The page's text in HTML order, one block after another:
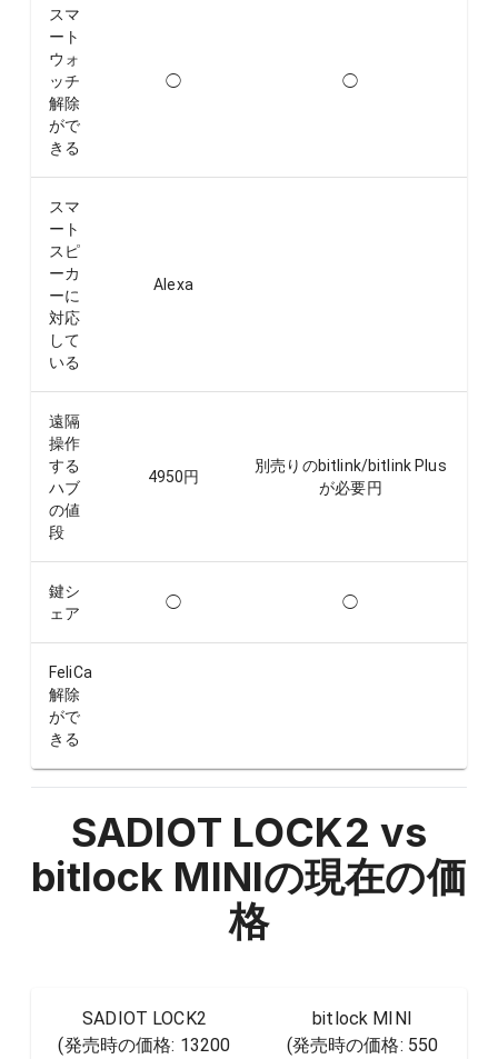
スマ
ート
ウォ
ッチ
解除
がで
きる
◯ ◯
スマ
ート
スピ
ーカ
ーに
対応
して
いる
Alexa
遠隔
操作
する
ハブ
の値
段
4950円
別売りのbitlink/bitlink Plus
が必要円
鍵シ
ェア
◯ ◯
FeliCa
解除
がで
きる
SADIOT LOCK2 vs
bitlock MINIの現在の価
格
SADIOT LOCK2
(発売時の価格: 13200
bitlock MINI
(発売時の価格: 550